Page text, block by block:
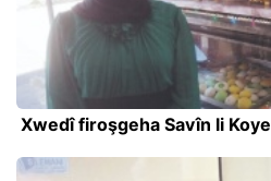
Xwedî firoşgeha Savîn li Koye